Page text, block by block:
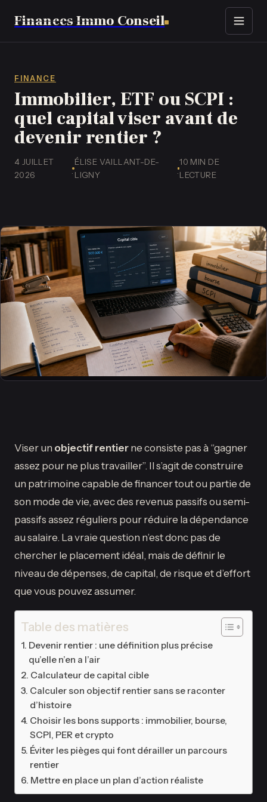
Finances Immo Conseil
Immobilier
Finance
Assurance
Business
FINANCE
Immobilier, ETF ou SCPI :
quel capital viser avant de
devenir rentier ?
4 JUILLET
2026
·
ÉLISE VAILLANT-DE-
LIGNY
·
10 MIN DE
LECTURE
Viser un objectif rentierne consiste pas à “gagner
assez pour ne plus travailler”. Il s’agit de construire
un patrimoine capable de financer tout ou partie de
son mode de vie, avec des revenus passifs ou semi-
passifs assez réguliers pour réduire la dépendance
au salaire. La vraie question n’est donc pas de
chercher le placement idéal, mais de définir le
niveau de dépenses, de capital, de risque et d’effort
que vous pouvez assumer.
Table des matières
Devenir rentier : une définition plus précise
qu’elle n’en a l’air
Calculateur de capital cible
Calculer son objectif rentier sans se raconter
d’histoire
Choisir les bons supports : immobilier, bourse,
SCPI, PER et crypto
Éviter les pièges qui font dérailler un parcours
rentier
Mettre en place un plan d’action réaliste